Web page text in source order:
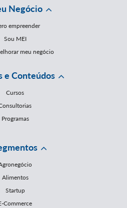
Negócio
empreender
Sou MEI
meu negócio
e Conteúdos
Cursos
Programas
Alimentos
Startup
Commerce